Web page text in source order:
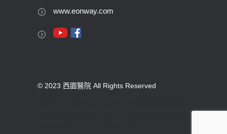
www.eonway.com
© 2023 西園醫院 All Rights Reserved